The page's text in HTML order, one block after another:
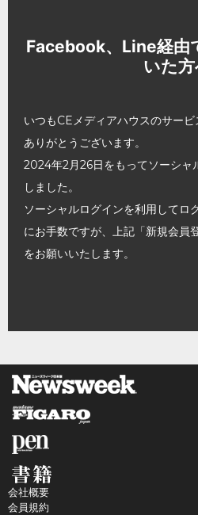
Facebook、Line経由
いた
いつもCEメディアハウスのサー
ありがとうございます。
2024年2月26日をもってソーシャ
しました。
ソーシャルログインを利用してロ
にお手数ですが、上記「新規会員
をお願いいたします。
会社概要
会員規約